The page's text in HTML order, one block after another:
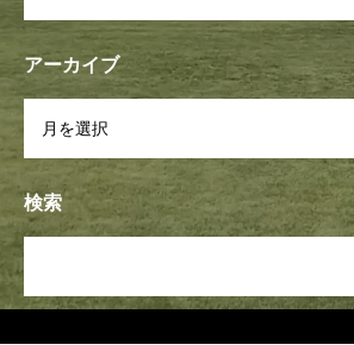
アーカイブ
検索